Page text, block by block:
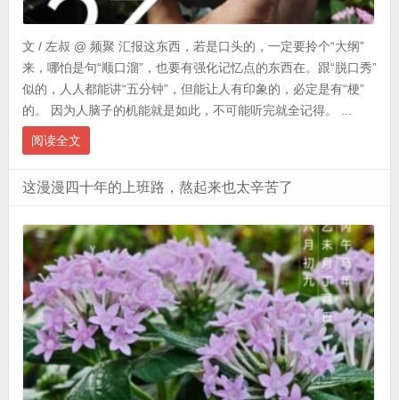
文 / 左叔 @ 频聚 汇报这东西，若是口头的，一定要拎个“大纲”
来，哪怕是句“顺口溜”，也要有强化记忆点的东西在。跟“脱口秀”
似的，人人都能讲“五分钟”，但能让人有印象的，必定是有“梗”
的。 因为人脑子的机能就是如此，不可能听完就全记得。 ...
阅读全文
这漫漫四十年的上班路，熬起来也太辛苦了